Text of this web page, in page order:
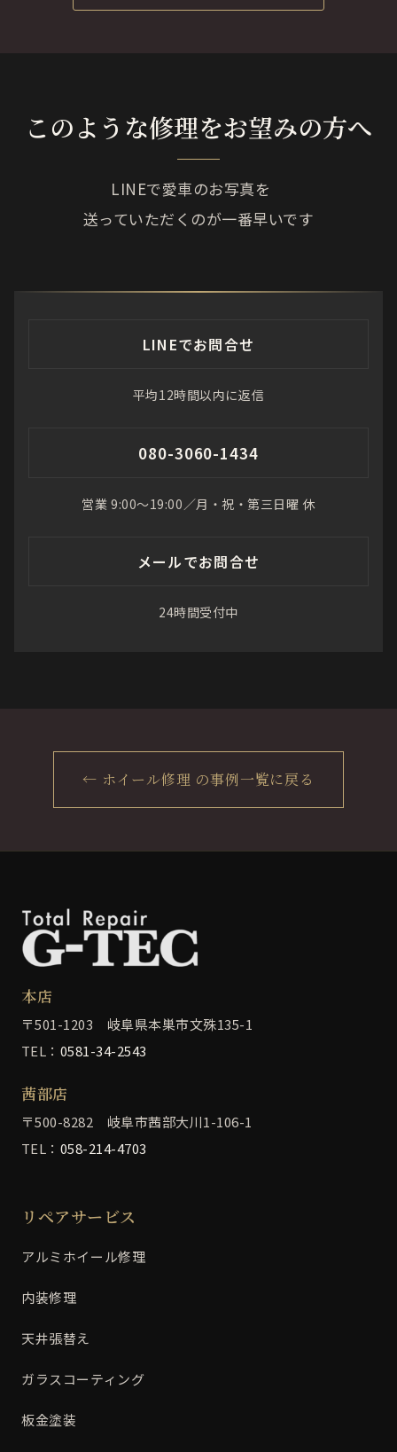
このような修理をお望みの方へ
LINEで愛車のお写真を
送っていただくのが一番早いです
LINEでお問合せ
平均12時間以内に返信
080-3060-1434
営業 9:00〜19:00／月・祝・第三日曜 休
メールでお問合せ
24時間受付中
← ホイール修理 の事例一覧に戻る
本店
〒501-1203 岐阜県本巣市文殊135-1
TEL： 0581-34-2543
茜部店
〒500-8282 岐阜市茜部大川1-106-1
TEL： 058-214-4703
リペアサービス
アルミホイール修理
内装修理
天井張替え
ガラスコーティング
板金塗装